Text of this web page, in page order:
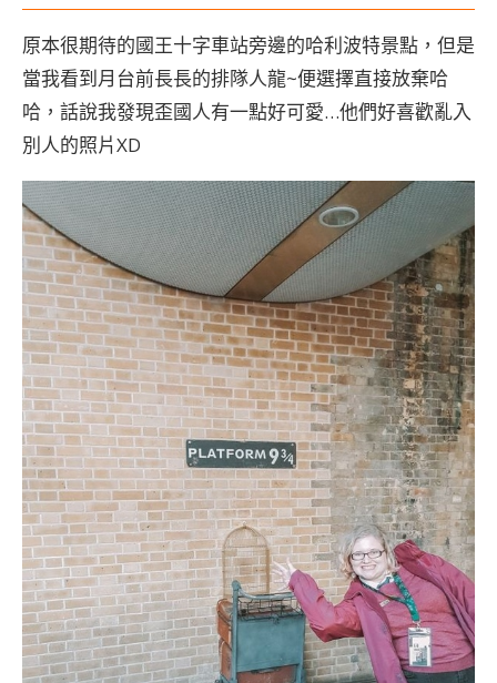
原本很期待的國王十字車站旁邊的哈利波特景點，但是
當我看到月台前長長的排隊人龍~便選擇直接放棄哈
哈，話說我發現歪國人有一點好可愛…他們好喜歡亂入
別人的照片XD